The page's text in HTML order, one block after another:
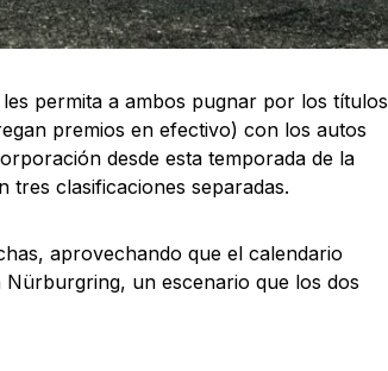
permita a ambos pugnar por los títulos
premios en efectivo) con los autos
desde esta temporada de la
tres clasificaciones separadas.
aprovechando que el calendario
un escenario que los dos